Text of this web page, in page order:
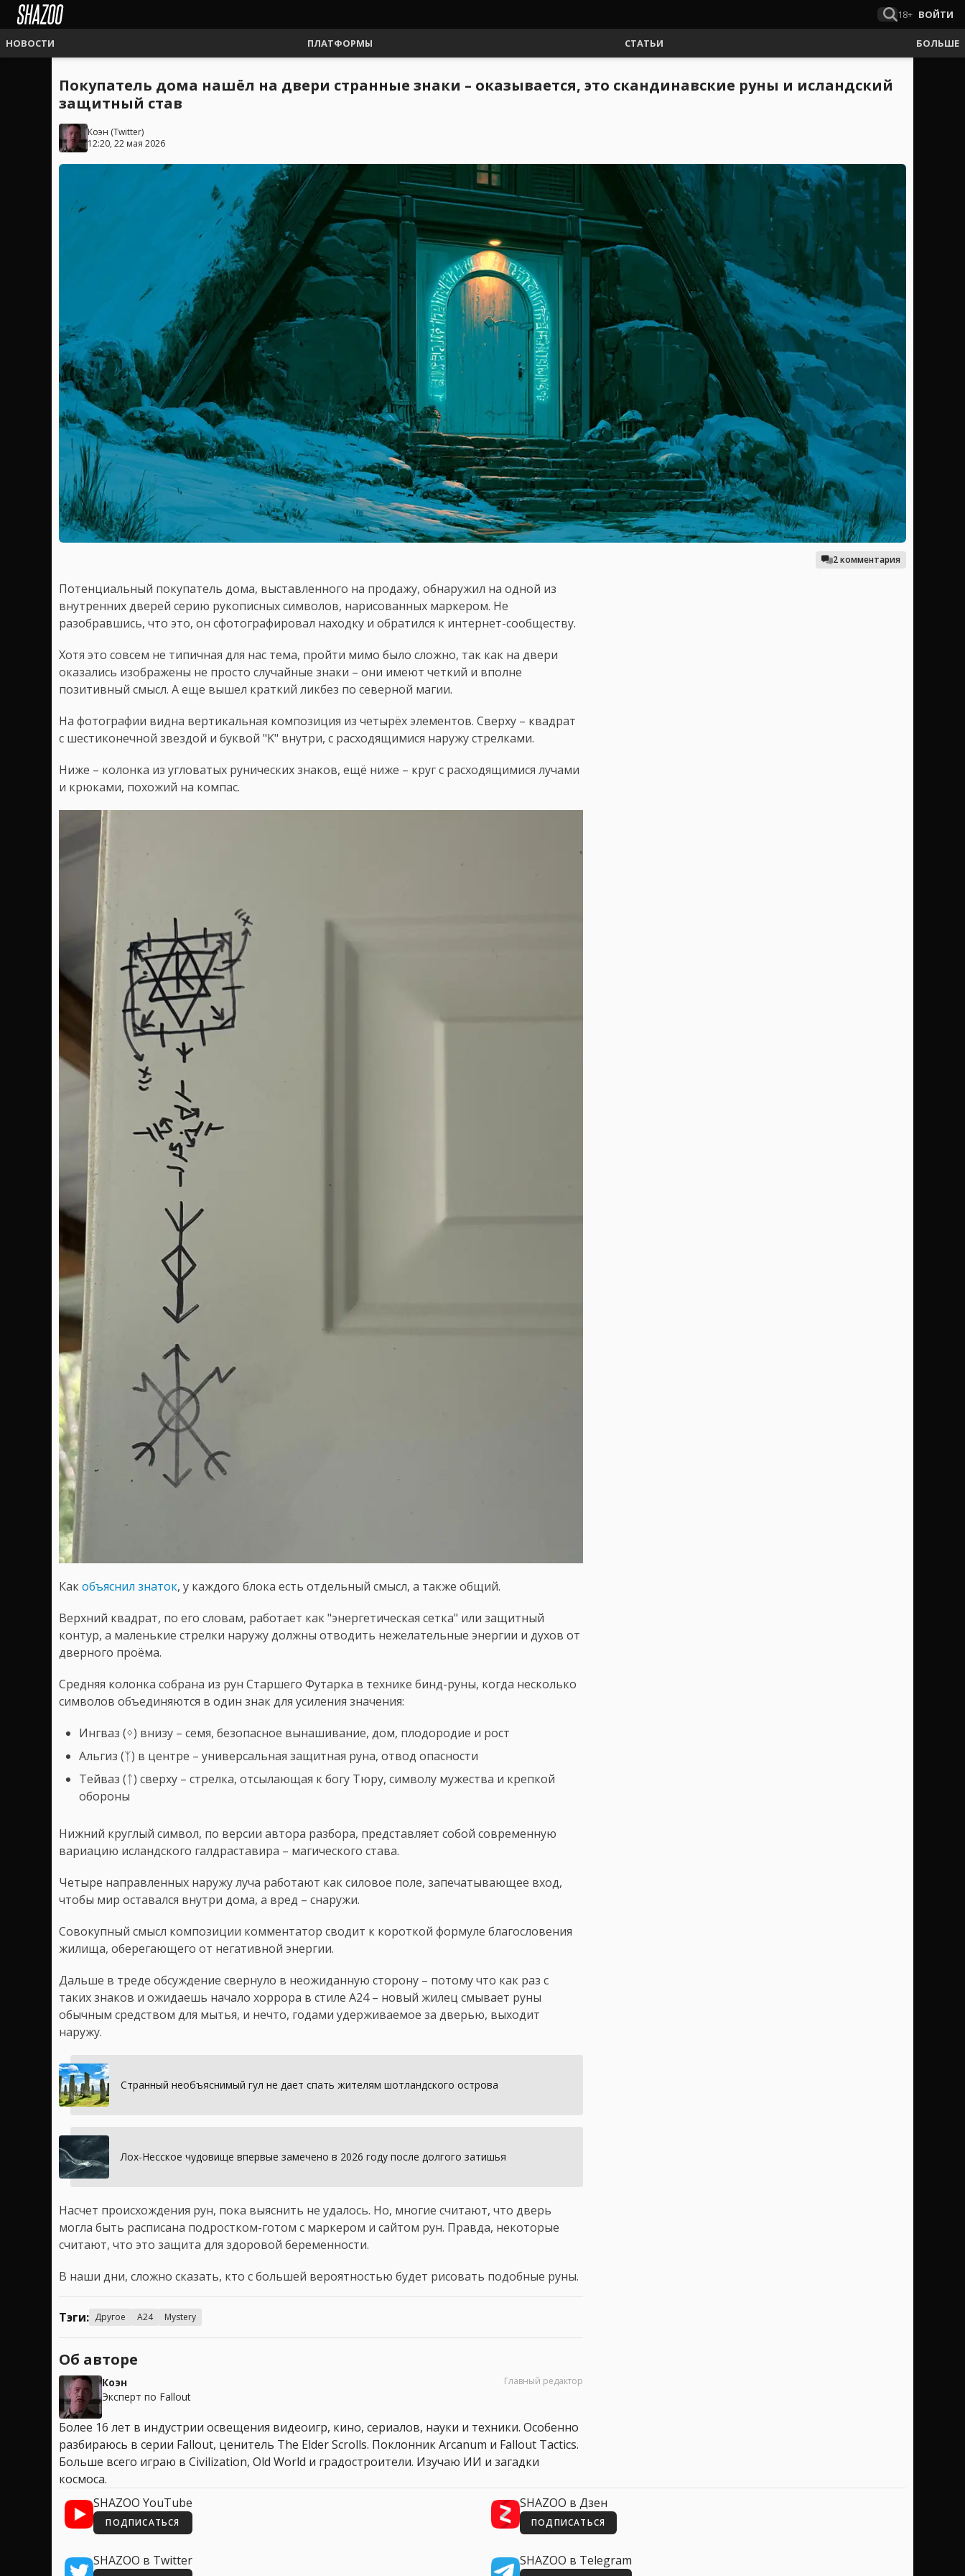
18+ ВОЙТИ
НОВОСТИ ПЛАТФОРМЫ СТАТЬИ БОЛЬШЕ
Покупатель дома нашёл на двери странные знаки – оказывается, это скандинавские руны и исландский
защитный став
Коэн (Twitter)
12:20, 22 мая 2026
2 комментария
Потенциальный покупатель дома, выставленного на продажу, обнаружил на одной из
внутренних дверей серию рукописных символов, нарисованных маркером. Не
разобравшись, что это, он сфотографировал находку и обратился к интернет-сообществу.
Хотя это совсем не типичная для нас тема, пройти мимо было сложно, так как на двери
оказались изображены не просто случайные знаки – они имеют четкий и вполне
позитивный смысл. А еще вышел краткий ликбез по северной магии.
На фотографии видна вертикальная композиция из четырёх элементов. Сверху – квадрат
с шестиконечной звездой и буквой "K" внутри, с расходящимися наружу стрелками.
Ниже – колонка из угловатых рунических знаков, ещё ниже – круг с расходящимися лучами
и крюками, похожий на компас.
Какобъяснил знаток, у каждого блока есть отдельный смысл, а также общий.
Верхний квадрат, по его словам, работает как "энергетическая сетка" или защитный
контур, а маленькие стрелки наружу должны отводить нежелательные энергии и духов от
дверного проёма.
Средняя колонка собрана из рун Старшего Футарка в технике бинд-руны, когда несколько
символов объединяются в один знак для усиления значения:
Ингваз (ᛜ) внизу – семя, безопасное вынашивание, дом, плодородие и рост
Альгиз (ᛉ) в центре – универсальная защитная руна, отвод опасности
Тейваз (ᛏ) сверху – стрелка, отсылающая к богу Тюру, символу мужества и крепкой
обороны
Нижний круглый символ, по версии автора разбора, представляет собой современную
вариацию исландского галдраставира – магического става.
Четыре направленных наружу луча работают как силовое поле, запечатывающее вход,
чтобы мир оставался внутри дома, а вред – снаружи.
Совокупный смысл композиции комментатор сводит к короткой формуле благословения
жилища, оберегающего от негативной энергии.
Дальше в треде обсуждение свернуло в неожиданную сторону – потому что как раз с
таких знаков и ожидаешь начало хоррора в стиле A24 – новый жилец смывает руны
обычным средством для мытья, и нечто, годами удерживаемое за дверью, выходит
наружу.
Странный необъяснимый гул не дает спать жителям шотландского острова
Лох-Несское чудовище впервые замечено в 2026 году после долгого затишья
Насчет происхождения рун, пока выяснить не удалось. Но, многие считают, что дверь
могла быть расписана подростком-готом с маркером и сайтом рун. Правда, некоторые
считают, что это защита для здоровой беременности.
В наши дни, сложно сказать, кто с большей вероятностью будет рисовать подобные руны.
Тэги: Другое A24 Mystery
Об авторе
Коэн
Эксперт по Fallout
Главный редактор
Более 16 лет в индустрии освещения видеоигр, кино, сериалов, науки и техники. Особенно
разбираюсь в серии Fallout, ценитель The Elder Scrolls. Поклонник Arcanum и Fallout Tactics.
Больше всего играю в Civilization, Old World и градостроители. Изучаю ИИ и загадки
космоса.
SHAZOO YouTube
ПОДПИСАТЬСЯ
SHAZOO в Дзен
ПОДПИСАТЬСЯ
SHAZOO в Twitter SHAZOO в Telegram